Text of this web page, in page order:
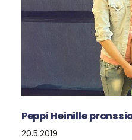
Peppi Heinille
20.5.2019